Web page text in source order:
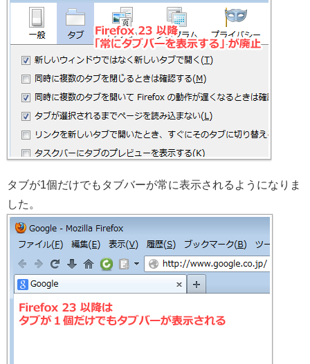
タブが1個だけでもタブバーが常に表示されるようになりま
した。